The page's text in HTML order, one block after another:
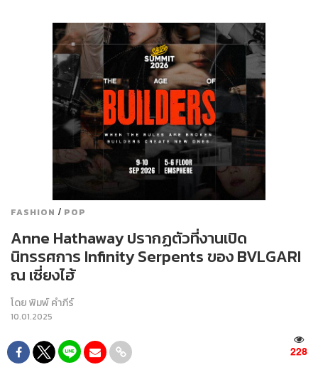
FASHION / POP
Anne Hathaway ปรากฏตัวที่งานเปิด
นิทรรศการ Infinity Serpents ของ BVLGARI
ณ เซี่ยงไฮ้
โดยพิมพ์ คำภีร์
10.01.2025
228